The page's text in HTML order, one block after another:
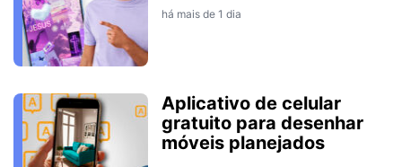
há mais de 1 dia
Aplicativo de celular
gratuito para desenhar
móveis planejados